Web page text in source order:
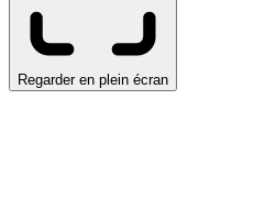
Regarder en plein écran